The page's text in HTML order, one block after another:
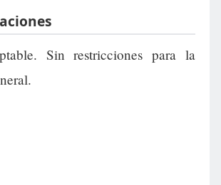
Sin restricciones para la